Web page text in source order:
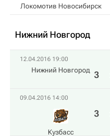
Локомотив Новосибирск
Нижний Новгород
12.04.2016 19:00
Нижний Новгород 3
09.04.2016 14:00
Кузбасс
3